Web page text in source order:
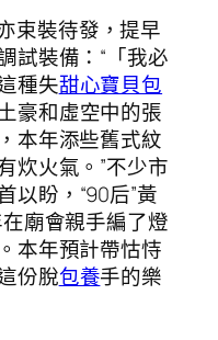
束裝待發，提早
試裝備：“「我必
種失甜心寶貝包
豪和虛空中的張
本年添些舊式紋
炊火氣。”不少市
以盼，“90后”黃
廟會親手編了燈
本年預計帶怙恃
份脫包養手的樂